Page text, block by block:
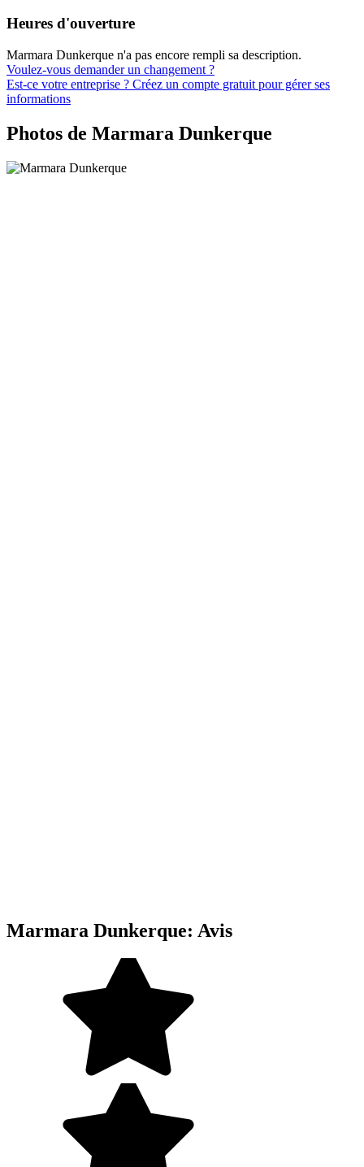
Heures d'ouverture
Marmara Dunkerque n'a pas encore rempli sa description.
Voulez-vous demander un changement ?
Est-ce votre entreprise ? Créez un compte gratuit pour gérer ses
informations
Photos de Marmara Dunkerque
Marmara Dunkerque: Avis